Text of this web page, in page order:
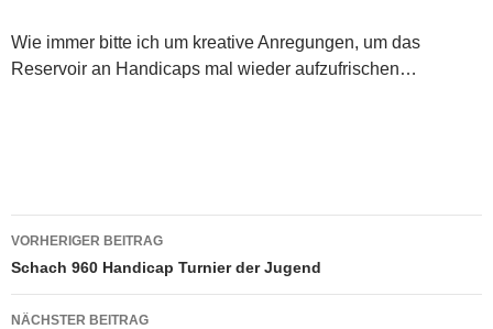
Wie immer bitte ich um kreative Anregungen, um das
Reservoir an Handicaps mal wieder aufzufrischen…
Beitragsnavigation
VORHERIGER BEITRAG
Schach 960 Handicap Turnier der Jugend
NÄCHSTER BEITRAG